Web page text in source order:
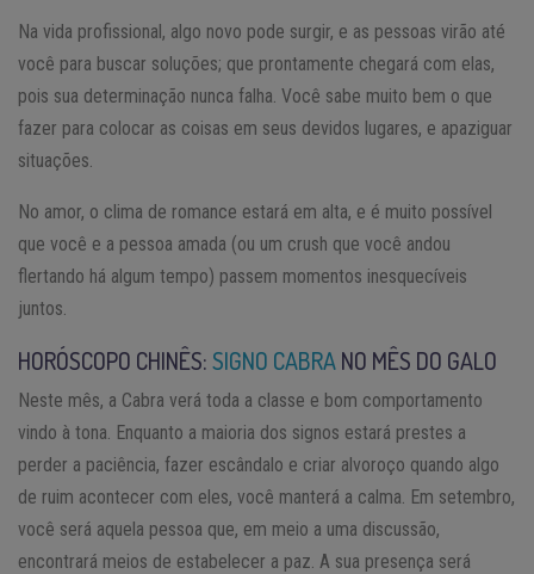
Na vida profissional, algo novo pode surgir, e as pessoas virão até
você para buscar soluções; que prontamente chegará com elas,
pois sua determinação nunca falha. Você sabe muito bem o que
fazer para colocar as coisas em seus devidos lugares, e apaziguar
situações.
No amor, o clima de romance estará em alta, e é muito possível
que você e a pessoa amada (ou um crush que você andou
flertando há algum tempo) passem momentos inesquecíveis
juntos.
HORÓSCOPO CHINÊS:SIGNO CABRANO MÊS DO GALO
Neste mês, a Cabra verá toda a classe e bom comportamento
vindo à tona. Enquanto a maioria dos signos estará prestes a
perder a paciência, fazer escândalo e criar alvoroço quando algo
de ruim acontecer com eles, você manterá a calma. Em setembro,
você será aquela pessoa que, em meio a uma discussão,
encontrará meios de estabelecer a paz. A sua presença será